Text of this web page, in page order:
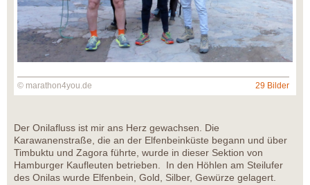
© marathon4you.de 29 Bilder
Der Onilafluss ist mir ans Herz gewachsen. Die
Karawanenstraße, die an der Elfenbeinküste begann und über
Timbuktu und Zagora führte, wurde in dieser Sektion von
Hamburger Kaufleuten betrieben. In den Höhlen am Steilufer
des Onilas wurde Elfenbein, Gold, Silber, Gewürze gelagert.